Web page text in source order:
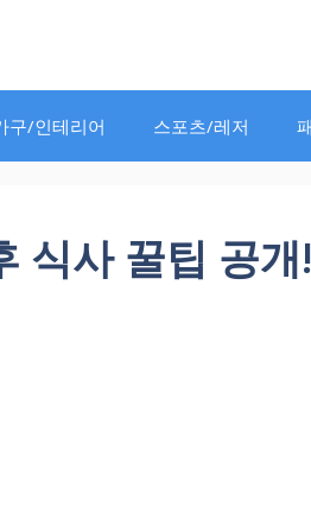
구/인테리어 스포츠/레저
식사 꿀팁 공개!